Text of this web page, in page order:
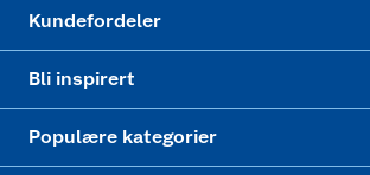
Kundefordeler
Bli inspirert
Populære kategorier